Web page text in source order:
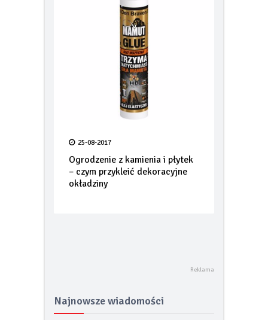
25-08-2017
Ogrodzenie z kamienia i płytek
– czym przykleić dekoracyjne
Najnowsze wiadomości